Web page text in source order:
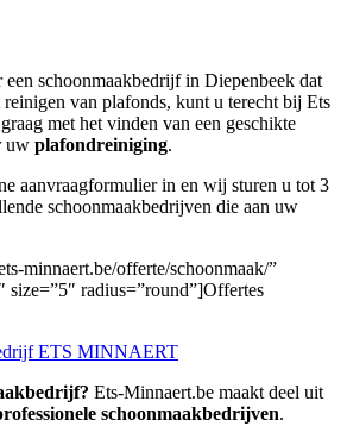
schoonmaakbedrijf in Diepenbeek dat
reinigen van plafonds, kunt u terecht bij Ets
met het vinden van een geschikte
uw plafondreiniging.
aanvraagformulier in en wij sturen u tot 3
schoonmaakbedrijven die aan uw
minnaert.be/offerte/schoonmaak/”
size=”5″ radius=”round”]Offertes
Ets-Minnaert.be maakt deel uit
schoonmaakbedrijven.